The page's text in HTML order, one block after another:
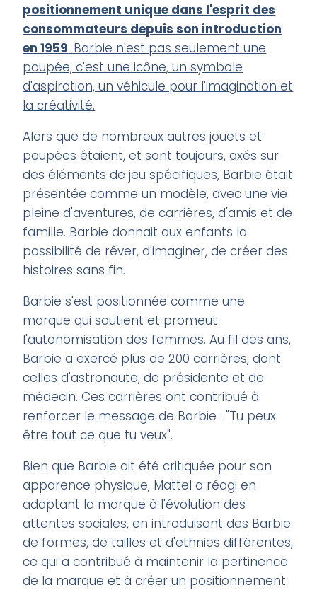
positionnement unique dans l'esprit des
consommateurs depuis son introduction
en 1959. Barbie n'est pas seulement une
poupée, c'est une icône, un symbole
d'aspiration, un véhicule pour l'imagination et
la créativité.
Alors que de nombreux autres jouets et
poupées étaient, et sont toujours, axés sur
des éléments de jeu spécifiques, Barbie était
présentée comme un modèle, avec une vie
pleine d'aventures, de carrières, d'amis et de
famille. Barbie donnait aux enfants la
possibilité de rêver, d'imaginer, de créer des
histoires sans fin.
Barbie s'est positionnée comme une
marque qui soutient et promeut
l'autonomisation des femmes. Au fil des ans,
Barbie a exercé plus de 200 carrières, dont
celles d'astronaute, de présidente et de
médecin. Ces carrières ont contribué à
renforcer le message de Barbie : "Tu peux
être tout ce que tu veux".
Bien que Barbie ait été critiquée pour son
apparence physique, Mattel a réagi en
adaptant la marque à l'évolution des
attentes sociales, en introduisant des Barbie
de formes, de tailles et d'ethnies différentes,
ce qui a contribué à maintenir la pertinence
de la marque et à créer un positionnement